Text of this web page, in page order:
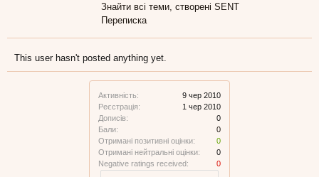
Активність:
9 чер 2010
Реєстрація:
1 чер 2010
Дописів:
0
Бали:
0
Отримані позитивні оцінки:
0
Отримані нейтральні оцінки:
0
Negative ratings received:
0
Знайти всі теми, створені SENT
Переписка
This user hasn't posted anything yet.